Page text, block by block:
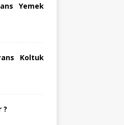
Yemek
Koltuk
?